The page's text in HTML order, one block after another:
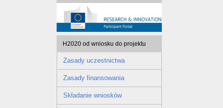
H2020 od wniosku do projektu
Zasady uczestnictwa
Zasady finansowania
Składanie wniosków